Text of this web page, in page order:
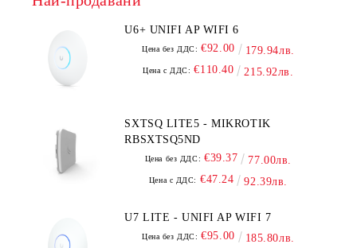
U6+ UNIFI AP WIFI 6
Цена без ДДС: €92.00 179.94лв.
Цена с ДДС: €110.40 215.92лв.
SXTSQ LITE5 - MIKROTIK
RBSXTSQ5ND
Цена без ДДС: €39.37 77.00лв.
Цена с ДДС: €47.24 92.39лв.
U7 LITE - UNIFI AP WIFI 7
Цена без ДДС: €95.00 185.80лв.